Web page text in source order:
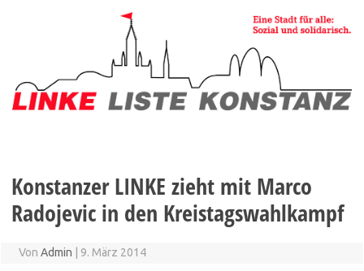
Konstanzer LINKE zieht mit Marco
Radojevic in den Kreistagswahlkampf
Von Admin 9. März 2014